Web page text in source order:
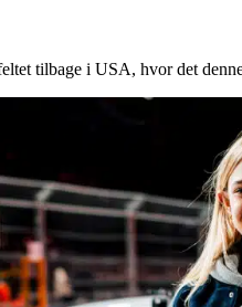
tilbage i USA, hvor det